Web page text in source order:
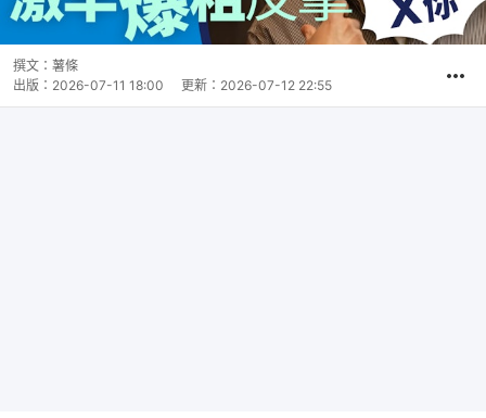
撰文： 薯條
出版： 2026-07-11 18:00 更新： 2026-07-12 22:55